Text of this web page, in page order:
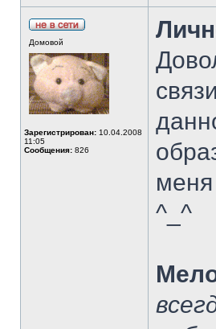
Домовой
Зарегистрирован: 10.04.2008
11:05
Сообщения: 826
^_^